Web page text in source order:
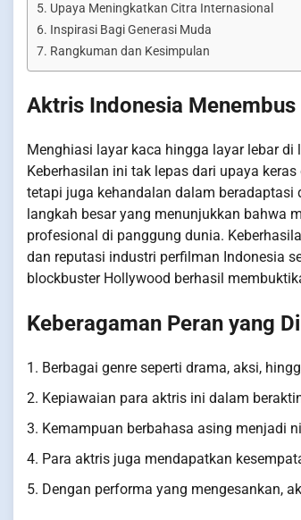
Upaya Meningkatkan Citra Internasional
Inspirasi Bagi Generasi Muda
Rangkuman dan Kesimpulan
Aktris Indonesia Menembus
Menghiasi layar kaca hingga layar lebar
Keberhasilan ini tak lepas dari upaya
tetapi juga kehandalan dalam beradaptasi
langkah besar yang menunjukkan bahwa
profesional di panggung dunia.
dan reputasi industri perfilman Indonesia
blockbuster Hollywood berhasil
Keberagaman Peran yang
1. Berbagai genre seperti drama, aksi,
2. Kepiawaian para aktris ini dalam
3. Kemampuan berbahasa asing menjadi
4. Para aktris juga mendapatkan
5. Dengan performa yang mengesankan,